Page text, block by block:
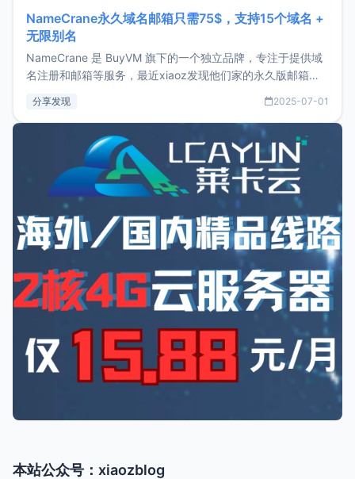
NameCrane永久域名邮箱只需75$，支持15个域名 +
无限别名
NameCrane 是 BuyVM 旗下的一个独立品牌，专注于提供域
名注册和邮箱等服务，最近xiaoz发现他们家的永久版邮箱服
又实惠的域名邮箱，不妨尝试一下 NameCrane。注册
NameCraneNameCrane不支持直接注册，必须要购买
分享发现 2025-07-01
本站公众号：xiaozblog